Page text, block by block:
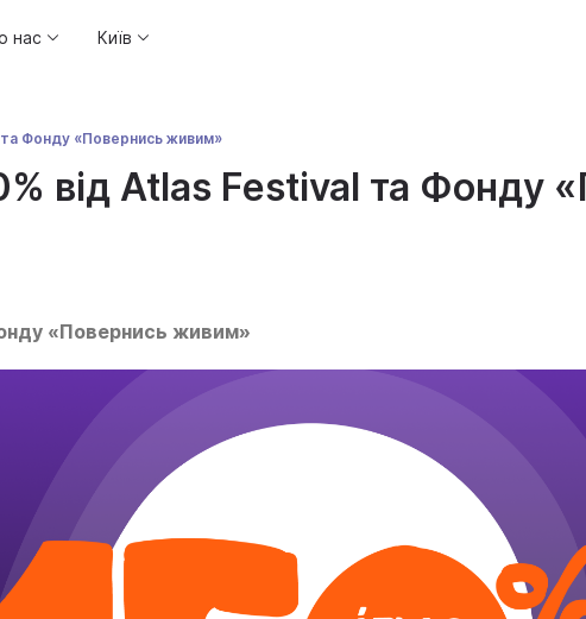
нас Київ
Фонду «Повернись живим»
від Atlas Festival та Фонду
«Повернись живим»